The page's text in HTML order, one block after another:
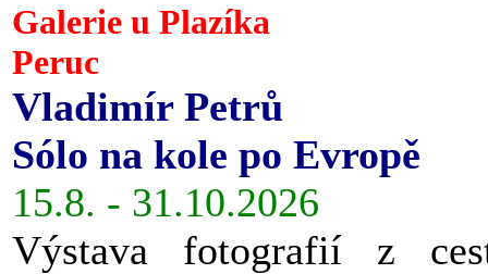
Galerie u Plazíka
Peruc
Vladimír Petrů
Sólo na kole po Evropě
15.8. - 31.10.2026
Výstava fotografií z